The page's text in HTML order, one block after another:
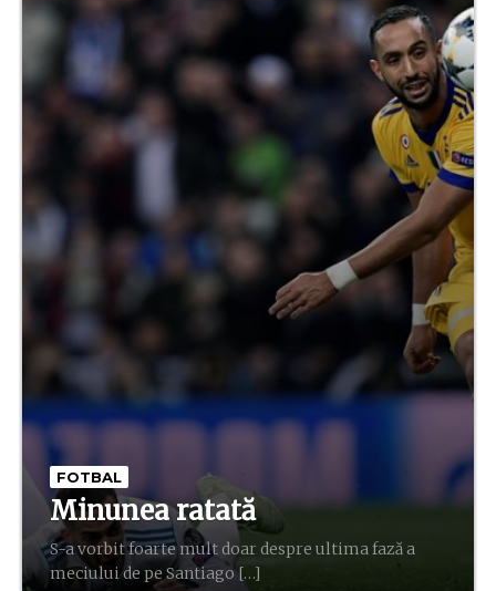
FOTBAL
Minunea ratată
S-a vorbit foarte mult doar despre ultima fază a
meciului de pe Santiago […]